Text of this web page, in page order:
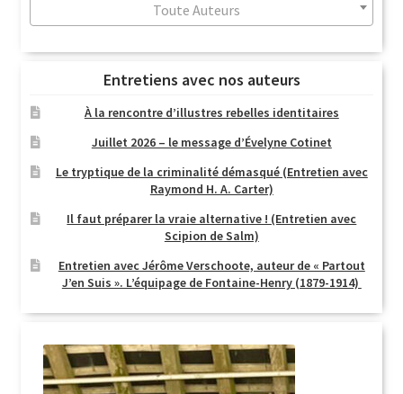
Toute Auteurs
Entretiens avec nos auteurs
À la rencontre d’illustres rebelles identitaires
Juillet 2026 – le message d’Évelyne Cotinet
Le tryptique de la criminalité démasqué (Entretien avec
Raymond H. A. Carter)
Il faut préparer la vraie alternative ! (Entretien avec
Scipion de Salm)
Entretien avec Jérôme Verschoote, auteur de « Partout
J’en Suis ». L’équipage de Fontaine-Henry (1879-1914)